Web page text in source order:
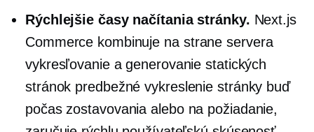
Rýchlejšie časy načítania stránky. Next.js
Commerce kombinuje na strane servera
vykresľovanie a generovanie statických
stránok predbežné vykreslenie stránky buď
počas zostavovania alebo na požiadanie,